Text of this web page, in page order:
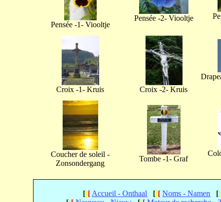
Pensée -1- Viooltje
Pensée -2- Viooltje
Croix -1- Kruis Croix -2- Kruis
Coucher de soleil -
Zonsondergang
Tombe -1- Graf
[[[ Accueil - Onthaal [[[ Noms - Namen [[